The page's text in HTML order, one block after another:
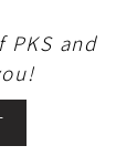
PKS and